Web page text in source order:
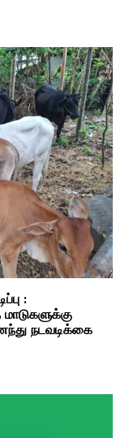
:
நடவடிக்கை